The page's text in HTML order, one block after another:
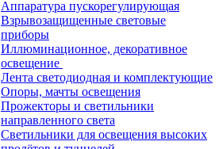
Аппаратура пускорегулирующая
Взрывозащищенные световые
приборы
Иллюминационное, декоративное
освещение
Лента светодиодная и комплектующие
Опоры, мачты освещения
Прожекторы и светильники
направленного света
Светильники для освещения высоких